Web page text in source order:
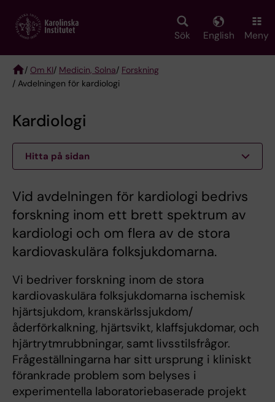
main
Sök English Meny
Breadcrumb
/ Om KI/ Medicin, Solna/ Forskning
/ Avdelningen för kardiologi
Kardiologi
Hitta på sidan
Vid avdelningen för kardiologi bedrivs
forskning inom ett brett spektrum av
kardiologi och om flera av de stora
kardiovaskulära folksjukdomarna.
Vi bedriver forskning inom de stora
kardiovaskulära folksjukdomarna ischemisk
hjärtsjukdom, kranskärlssjukdom/
åderförkalkning, hjärtsvikt, klaffsjukdomar, och
hjärtrytmrubbningar, samt livsstilsfrågor.
Frågeställningarna har sitt ursprung i kliniskt
förankrade problem som belyses i
experimentella laboratoriebaserade projekt